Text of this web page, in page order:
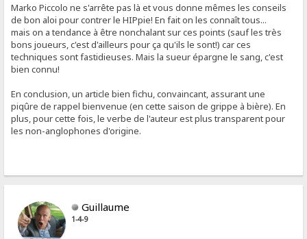
Marko Piccolo ne s'arrête pas là et vous donne mêmes les conseils
de bon aloi pour contrer le HIPpie! En fait on les connaît tous...
mais on a tendance à être nonchalant sur ces points (sauf les très
bons joueurs, c'est d'ailleurs pour ça qu'ils le sont!) car ces
techniques sont fastidieuses. Mais la sueur épargne le sang, c'est
bien connu!
En conclusion, un article bien fichu, convaincant, assurant une
piqûre de rappel bienvenue (en cette saison de grippe à bière). En
plus, pour cette fois, le verbe de l'auteur est plus transparent pour
les non-anglophones d'origine.
Guillaume
1-4-9